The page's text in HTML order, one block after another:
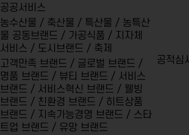
공적심
공공서비스
농수산물 / 축산물 / 특산물 / 농특산
물 공동브랜드 / 가공식품 / 지자체
서비스 / 도시브랜드 / 축제
고객만족 브랜드 / 글로벌 브랜드 /
명품 브랜드 / 뷰티 브랜드 / 서비스
브랜드 / 서비스혁신 브랜드 / 웰빙
브랜드 / 친환경 브랜드 / 히트상품
브랜드 / 지속가능경영 브랜드 / 스타
트업 브랜드 / 유망 브랜드